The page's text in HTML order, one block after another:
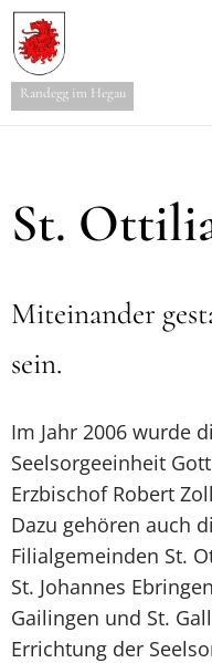
Randegg im Hegau
St.
Miteinander
sein.
Im Jahr 2006 wurde
Seelsorgeeinheit
Erzbischof Robert
Dazu gehören auch
Filialgemeinden St.
St. Johannes
Gailingen und St.
Errichtung der